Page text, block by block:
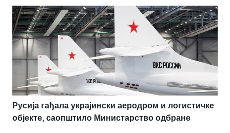
Русија гађала украјински аеродром и логистичке
објекте, саопштило Министарство одбране